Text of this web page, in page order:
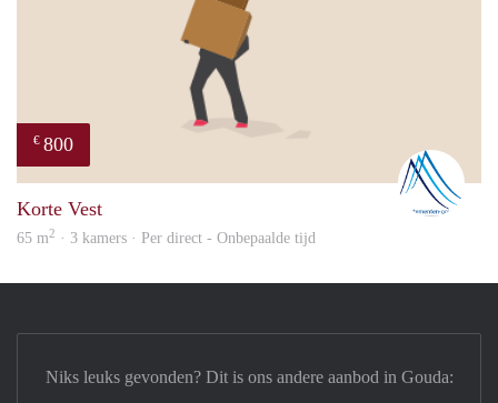
€ 800
Korte Vest
65 m2 · 3 kamers · Per direct - Onbepaalde tijd
Niks leuks gevonden? Dit is ons andere aanbod in Gouda: